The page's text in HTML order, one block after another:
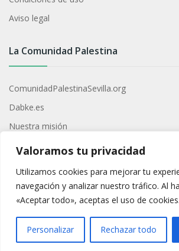
Valoramos tu privacidad
Utilizamos cookies para mejorar tu
navegación y analizar nuestro tráfico. Al
«Aceptar todo», aceptas el uso de cookies.
Personalizar Rechazar todo
Aviso legal
La Comunidad Palestina
ComunidadPalestinaSevilla.org
Dabke.es
Nuestra misión
Contacto
Redes Sociales
Síguenos para estar al día de novedades y